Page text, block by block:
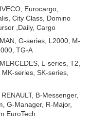
IVECO, Eurocargo,
City Class, Domino
,Daily, Cargo
MAN, G-series, L2000, M-
TG-A
MERCEDES, L-series, T2,
series, SK-series,
, RENAULT, B-Messenger,
G-Manager, R-Major,
EuroTech